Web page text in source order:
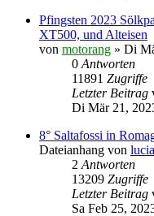
Pfingsten 2023
XT500, und Alteisen
von motorang » Di
0 Antworten
11891 Zugriffe
Letzter Beitrag
Di Mär 21,
8° Saltafossi in
Dateianhang von
2 Antworten
13209 Zugriffe
Letzter Beitrag
Sa Feb 25,